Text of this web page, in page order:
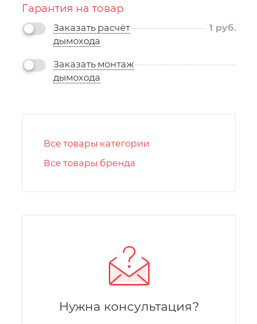
Гарантия на товар
Заказать расчёт
дымохода
1 руб.
Заказать монтаж
дымохода
Все товары категории
Все товары бренда
Нужна консультация?